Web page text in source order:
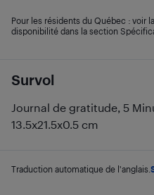
Survol
Journal de gratitude, 5
13.5x21.5x0.5 cm
Traduction automatique de l'anglais.
Pour les résidents du Québec : voir
disponibilité dans la section